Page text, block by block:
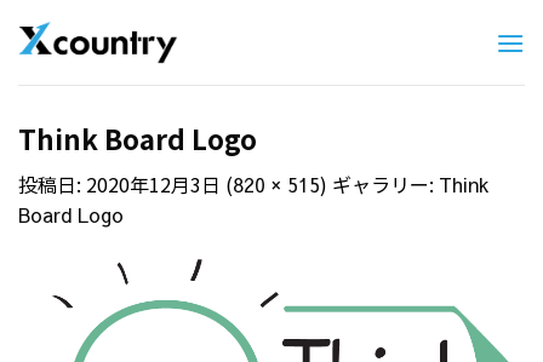
Think Board Logo
投稿日: 2020年12月3日 (820 × 515) ギャラリー: Think
Board Logo